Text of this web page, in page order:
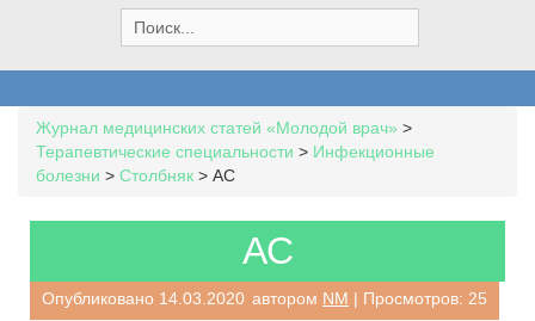
e
a
h
f
o
Журнал медицинских статей «Молодой врач» >
Терапевтические специальности > Инфекционные
болезни > Столбняк > АС
АС
Опубликовано 14.03.2020 автором NM | Просмотров: 25